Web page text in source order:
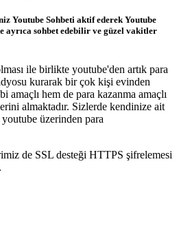
Youtube Sohbeti aktif ederek Youtube
sohbet edebilir ve güzel vakitler
ile birlikte youtube'den artık para
kurarak bir çok kişi evinden
amaçlı hem de para kazanma amaçlı
almaktadır. Sizlerde kendinize ait
üzerinden para
de SSL desteği HTTPS şifrelemesi